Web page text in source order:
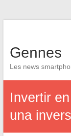
Gennes
Les news
Invertir
una